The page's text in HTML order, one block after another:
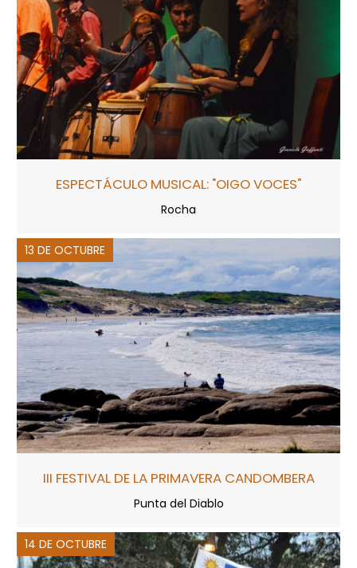
ESPECTÁCULO MUSICAL: "OIGO VOCES"
Rocha
13 DE OCTUBRE
III FESTIVAL DE LA PRIMAVERA CANDOMBERA
Punta del Diablo
14 DE OCTUBRE